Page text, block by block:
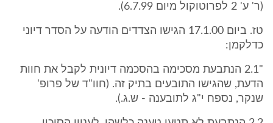
(ר' ע' 2 לפרוטוקול מיום 6.7.99).
טז. ביום 17.1.00 הגישו הצדדים הודעה על הסדר דיוני
כדלקמן:
"2.1 הנתבעת מסכימה בהסכמה דיונית לקבל את חוות
הדעת, שהגישו התובעים בתיק זה. (חוו"ד של פרופ'
שנקר, נספח י"ג לתובענה - ש.ג.).